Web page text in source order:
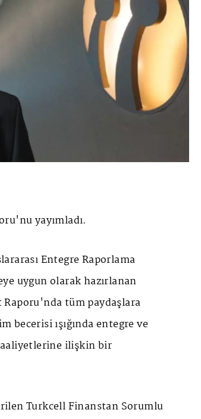
yayımladı.
Entegre Raporlama
uygun olarak hazırlanan
tüm paydaşlara
becerisi ışığında entegre ve
ilişkin bir
Turkcell Finanstan Sorumlu